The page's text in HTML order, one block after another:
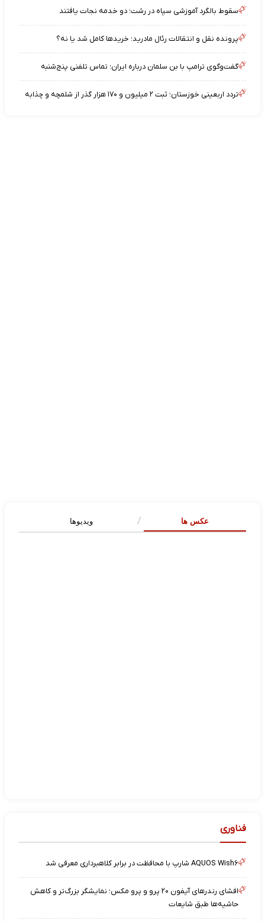
سقوط بالگرد آموزشی سپاه در رشت؛ دو خدمه نجات یافتند
پرونده نقل و انتقالات رئال مادرید؛ خریدها کامل شد یا نه؟
گفت‌وگوی ترامپ با بن سلمان درباره ایران؛ تماس تلفنی پنج‌شنبه
تردد اربعینی خوزستان؛ ثبت ۲ میلیون و ۱۷۰ هزار گذر از شلمچه و چذابه
عکس ها ویدیوها
فناوری
AQUOS Wish۶ شارپ با محافظت در برابر کلاهبرداری معرفی شد
افشای رندرهای آیفون ۲۰ پرو و پرو مکس؛ نمایشگر بزرگ‌تر و کاهش
حاشیه‌ها طبق شایعات